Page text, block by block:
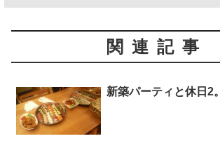
関連記事
新築パーティと休日2。